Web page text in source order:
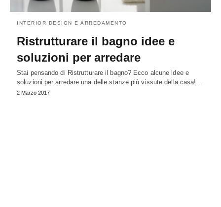
INTERIOR DESIGN E ARREDAMENTO
Ristrutturare il bagno idee e
soluzioni per arredare
Stai pensando di Ristrutturare il bagno? Ecco alcune idee e
soluzioni per arredare una delle stanze più vissute della casa!…
2 Marzo 2017